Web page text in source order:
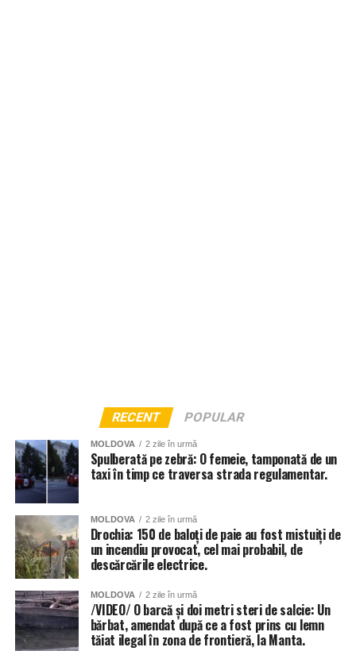
RECENT POPULAR
MOLDOVA 2 zile în urmă
Spulberată pe zebră: O femeie, tamponată de un
taxi în timp ce traversa strada regulamentar.
MOLDOVA 2 zile în urmă
Drochia: 150 de baloți de paie au fost mistuiți de
un incendiu provocat, cel mai probabil, de
descărcările electrice.
MOLDOVA 2 zile în urmă
/VIDEO/ O barcă și doi metri steri de salcie: Un
bărbat, amendat după ce a fost prins cu lemn
tăiat ilegal în zona de frontieră, la Manta.